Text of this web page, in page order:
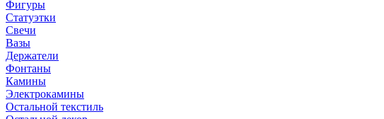
Фигуры
Статуэтки
Свечи
Вазы
Держатели
Фонтаны
Камины
Электрокамины
Остальной текстиль